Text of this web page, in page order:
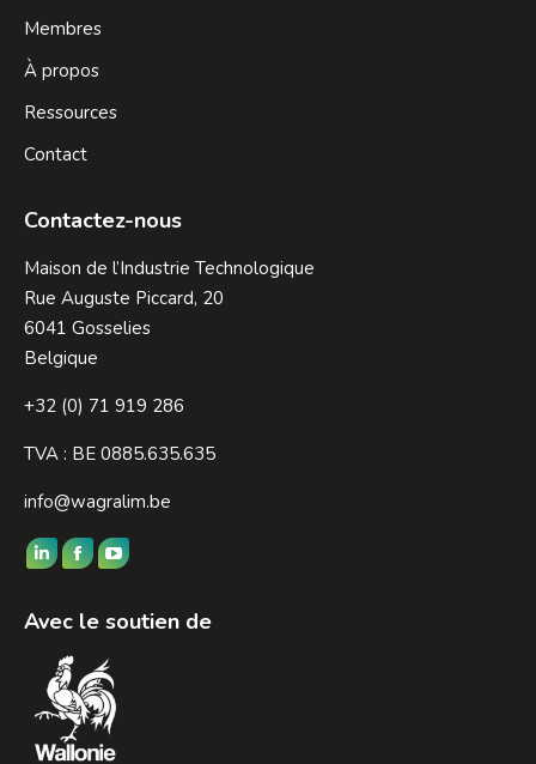
Membres
À propos
Ressources
Contact
Contactez-nous
Maison de l’Industrie Technologique
Rue Auguste Piccard, 20
6041 Gosselies
Belgique
+32 (0) 71 919 286
TVA : BE 0885.635.635
info@wagralim.be
Trouvez nous sur :
Facebook
opens
new
window
YouTube
opens
new
window
LinkedIn
opens
new
window
Avec le soutien de